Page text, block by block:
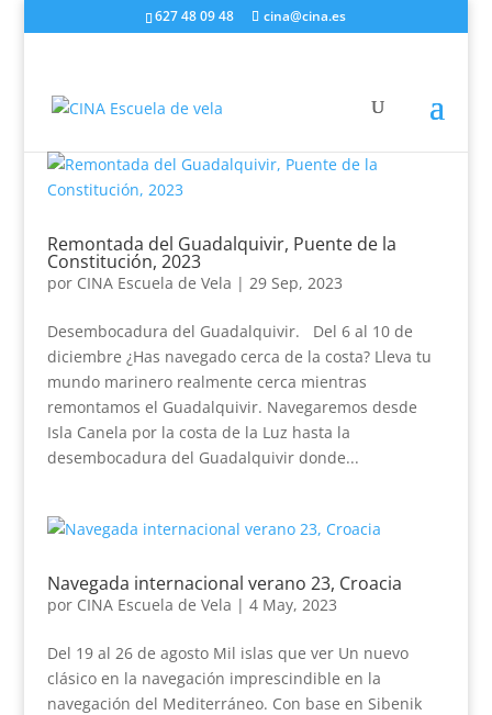
627 48 09 48 cina@cina.es
Remontada del Guadalquivir, Puente de la
Constitución, 2023
por CINA Escuela de Vela | 29 Sep, 2023
Desembocadura del Guadalquivir. Del 6 al 10 de
diciembre ¿Has navegado cerca de la costa? Lleva tu
mundo marinero realmente cerca mientras
remontamos el Guadalquivir. Navegaremos desde
Isla Canela por la costa de la Luz hasta la
desembocadura del Guadalquivir donde...
Navegada internacional verano 23, Croacia
por CINA Escuela de Vela | 4 May, 2023
Del 19 al 26 de agosto Mil islas que ver Un nuevo
clásico en la navegación imprescindible en la
navegación del Mediterráneo. Con base en Sibenik